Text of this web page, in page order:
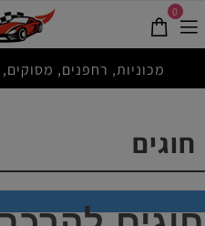
מכוניות, רחפנים,
0
חוגים